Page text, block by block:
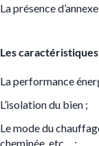
La présence
Les
La performance
L’isolation du bien ;
Le mode du
cheminée, etc… ;